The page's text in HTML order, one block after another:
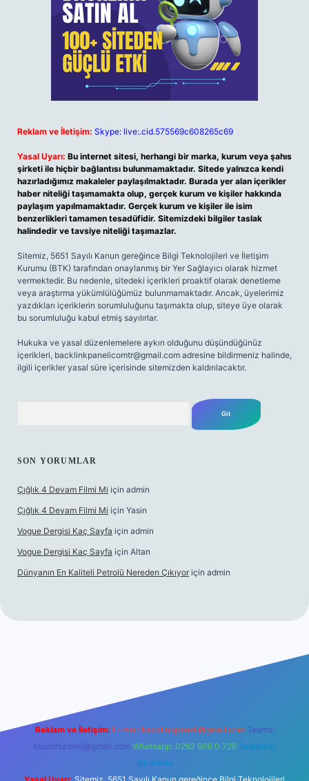
Reklam ve İletişim: Skype: live:.cid.575569c608265c69
Yasal Uyarı: Bu internet sitesi, herhangi bir marka, kurum veya şahıs
şirketi ile hiçbir bağlantısı bulunmamaktadır. Sitede yalnızca kendi
hazırladığımız makaleler paylaşılmaktadır. Burada yer alan içerikler
haber niteliği taşımamakta olup, gerçek kurum ve kişiler hakkında
paylaşım yapılmamaktadır. Gerçek kurum ve kişiler ile isim
benzerlikleri tamamen tesadüfidir. Sitemizdeki bilgiler taslak
halindedir ve tavsiye niteliği taşımazlar.
Sitemiz, 5651 Sayılı Kanun gereğince Bilgi Teknolojileri ve İletişim
Kurumu (BTK) tarafından onaylanmış bir Yer Sağlayıcı olarak hizmet
vermektedir. Bu nedenle, sitedeki içerikleri proaktif olarak denetleme
veya araştırma yükümlülüğümüz bulunmamaktadır. Ancak, üyelerimiz
yazdıkları içeriklerin sorumluluğunu taşımakta olup, siteye üye olarak
bu sorumluluğu kabul etmiş sayılırlar.
Hukuka ve yasal düzenlemelere aykırı olduğunu düşündüğünüz
içerikleri, backlinkpanelicomtr@gmail.com adresine bildirmeniz halinde,
ilgili içerikler yasal süre içerisinde sitemizden kaldırılacaktır.
SON YORUMLAR
Çığlık 4 Devam Filmi Mi için admin
Çığlık 4 Devam Filmi Mi için Yasin
Vogue Dergisi Kaç Sayfa için admin
Vogue Dergisi Kaç Sayfa için Altan
Dünyanın En Kaliteli Petrolü Nereden Çıkıyor için admin
Reklam ve İletişim: E-mail: backlinkpaneli@gmail.com Teams:
forumhizmeti@gmail.com Whatsapp: 0262 606 0 726 Telegram:
@karabul